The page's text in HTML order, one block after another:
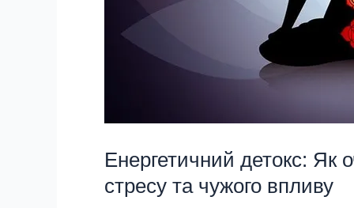
Енергетичний детокс: Як
стресу та чужого впливу